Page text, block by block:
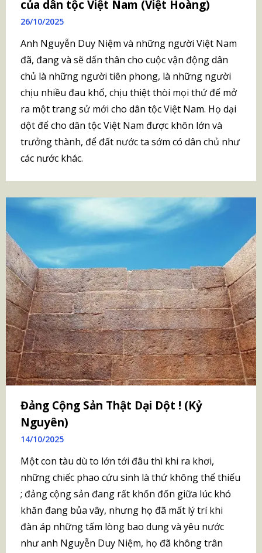
của dân tộc Việt Nam (Việt Hoàng)
26/10/2025
Anh Nguyễn Duy Niệm và những người Việt Nam
đã, đang và sẽ dấn thân cho cuộc vận động dân
chủ là những người tiên phong, là những người
chịu nhiều đau khổ, chịu thiệt thòi mọi thứ để mở
ra một trang sử mới cho dân tộc Việt Nam. Họ dại
dột để cho dân tộc Việt Nam được khôn lớn và
trưởng thành, để đất nước ta sớm có dân chủ như
các nước khác.
Đảng Cộng Sản Thật Dại Dột ! (Kỷ
Nguyên)
14/10/2025
Một con tàu dù to lớn tới đâu thì khi ra khơi,
những chiếc phao cứu sinh là thứ không thể thiếu
; đảng cộng sản đang rất khốn đốn giữa lúc khó
khăn đang bủa vây, nhưng họ đã mất lý trí khi
đàn áp những tấm lòng bao dung và yêu nước
như anh Nguyễn Duy Niệm, họ đã không trân